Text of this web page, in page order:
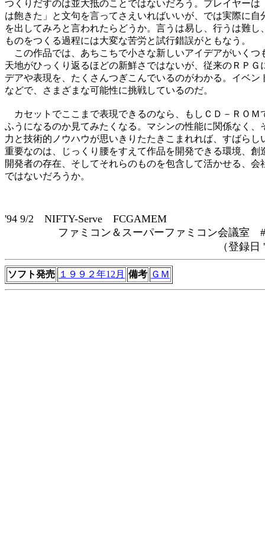
つくりだすのは並大抵のことではないだろう。プレイヤーは
は飽きた」と文句を言ってさえいればいいが、では実際に自
を出してみろと言われたらどうか。言うは易し、行うは難し
ものをつくる過程には大変な苦労と試行錯誤がともなう。
この作品では、あちこちで小さな新しいアイデアがいくつ
天地がひっくり返るほどの新鮮さではないが、従来のＲＰＧ
デアや表現を、たくさんつぎこんでいるのがわかる。イベン
などで、さまざまな可能性に挑戦しているのだ。
カセットでここまで表現できるのなら、もしＣＤ－ＲＯＭ
ふうになるのか見てみたくなる。マシンの性能に関係なく、
力と技術的ノウハウが思いきりたたきこまれれば、すばらし
重要なのは、じっくり腰をすえて作品を開発できる環境、創
開発者の存在、そしてそれらのものを包含して活かせる、会
ではないだろうか。
'94 9/2 NIFTY-Serve FCGAMEM
ファミコン＆スーパーファミコン会議室
（登録日 '96/12/
ソフト発売 １９９２年12月 備考 ＧＭ